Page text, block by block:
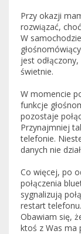
Przy okazji
rozwiązać,
W
jest
świetnie.
W momencie
funkcje
pozostaje
Przynajmniej
telefonie.
danych nie
Co więcej, po
połączenia
sygnalizują
restart
Obawiam się,
ktoś z Was ma